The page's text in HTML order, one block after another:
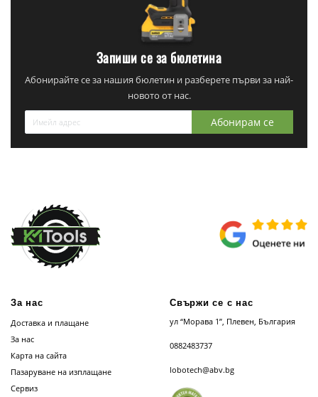
Запиши се за бюлетина
Абонирайте се за нашия бюлетин и разберете първи за най-
новото от нас.
Абонирам се
За нас
Доставка и плащане
За нас
Карта на сайта
Пазаруване на изплащане
Сервиз
Свържи се с нас
ул “Морава 1”, Плевен, България
0882483737
lobotech@abv.bg